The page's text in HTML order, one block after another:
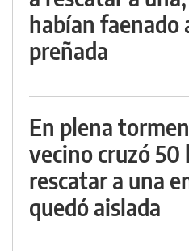
habían faenado
preñada
En plena
vecino cruzó 50
rescatar a una
quedó aislada